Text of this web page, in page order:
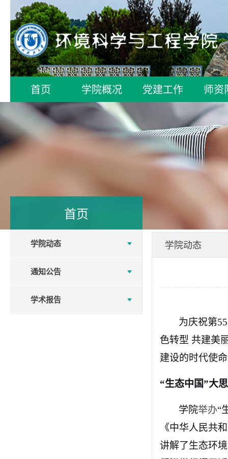
首页 学院概况 党建工作 师资
首页
学院动态
通知公告
学术报告
学院动态
为庆祝第55
色转型 共建美
建设的时代使
“生态中国”大
学院举办“
《中华人民共
讲解了生态环